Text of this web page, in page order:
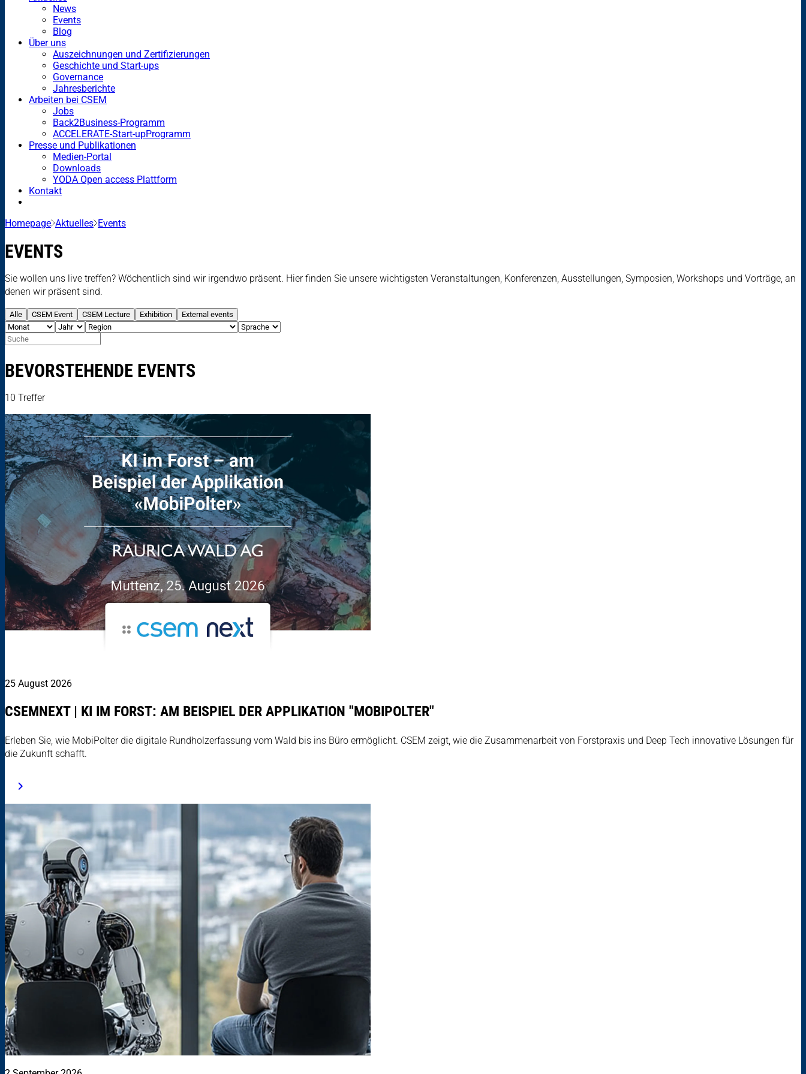
News
Events
Blog
Über uns
Auszeichnungen und Zertifizierungen
Geschichte und Start-ups
Governance
Jahresberichte
Arbeiten bei CSEM
Jobs
Back2Business-Programm
ACCELERATE-Start-upProgramm
Presse und Publikationen
Medien-Portal
Downloads
YODA Open access Plattform
Kontakt
Homepage Aktuelles Events
EVENTS
Sie wollen uns live treffen? Wöchentlich sind wir irgendwo präsent. Hier finden Sie unsere wichtigsten Veranstaltungen, Konferenzen, Ausstellungen, Symposien, Workshops und Vorträge, an
denen wir präsent sind.
Alle CSEM Event CSEM Lecture Exhibition External events
BEVORSTEHENDE EVENTS
10 Treffer
25 August 2026
CSEMNEXT | KI IM FORST: AM BEISPIEL DER APPLIKATION "MOBIPOLTER"
Erleben Sie, wie MobiPolter die digitale Rundholzerfassung vom Wald bis ins Büro ermöglicht. CSEM zeigt, wie die Zusammenarbeit von Forstpraxis und Deep Tech innovative Lösungen für
die Zukunft schafft.